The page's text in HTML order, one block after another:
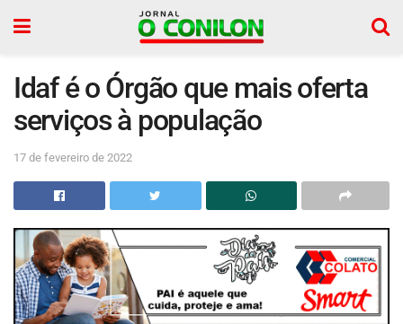
Idaf é o Órgão que mais oferta
serviços à população
17 de fevereiro de 2022